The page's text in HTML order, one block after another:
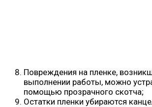
Повреждения на пленке,
выполнении работы, можно
помощью прозрачного скотча;
Остатки пленки убираются